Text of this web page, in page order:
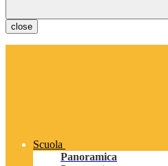
close
Scuola
Panoramica